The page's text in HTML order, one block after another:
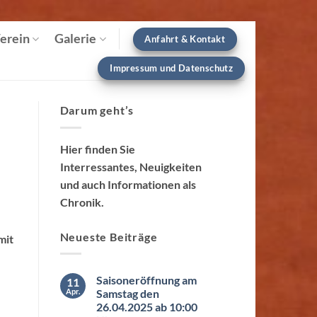
Galerie Anfahrt & Kontakt
Impressum und Datenschutz
Darum geht’s
Hier finden Sie
Interressantes, Neuigkeiten
und auch Informationen als
Chronik.
Neueste Beiträge
11
Apr.
Saisoneröffnung am
Samstag den
26.04.2025 ab 10:00